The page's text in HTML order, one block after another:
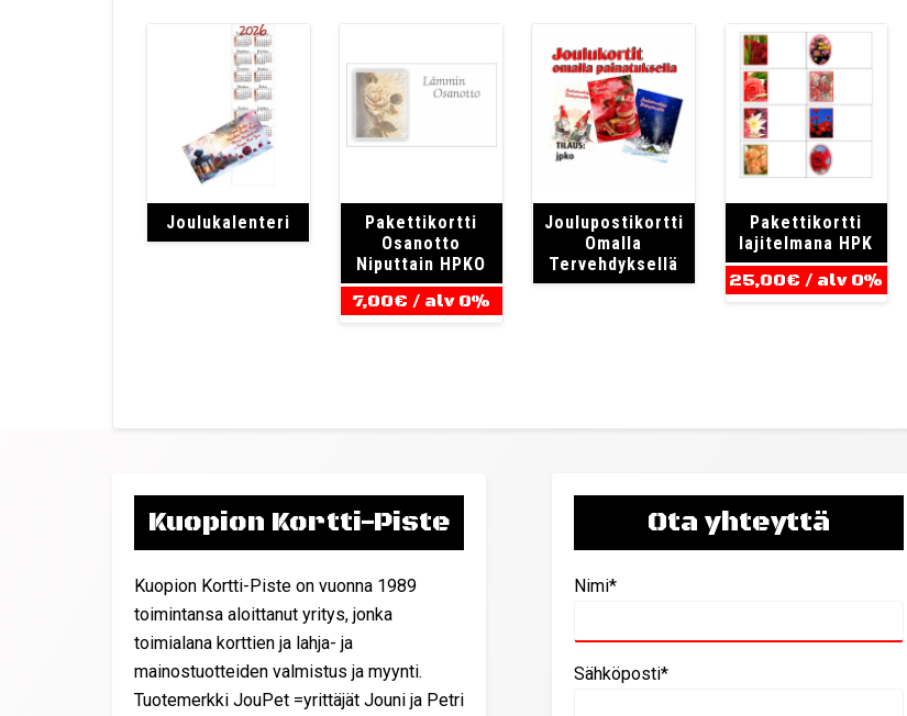
Joulukalenteri
Pakettikortti
Osanotto
Niputtain HPKO
7,00€ / alv 0%
Joulupostikortti
Omalla
Tervehdyksellä
Pakettikortti
lajitelmana HPK
25,00€ / alv 0%
Kuopion Kortti-Piste
Kuopion Kortti-Piste on vuonna 1989
toimintansa aloittanut yritys, jonka
toimialana korttien ja lahja- ja
mainostuotteiden valmistus ja myynti.
Tuotemerkki JouPet =yrittäjät Jouni ja Petri
Ota yhteyttä
Nimi*
Sähköposti*